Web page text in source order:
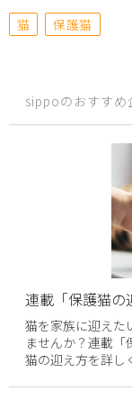
猫
保護猫
sippoのおすすめ
連載「保護猫の
猫を家族に迎えた
ませんか？連載
猫の迎え方を詳し